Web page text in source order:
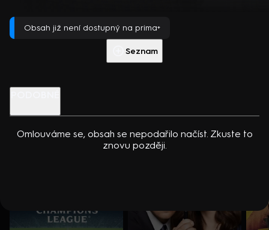
Obsah již není dostupný na prima+
Seznam
Omlouváme se, obsah se nepodařilo načíst. Zkuste to
znovu později.
Kreuková, R. Sutherland, A. Douglas, M. Loweová, S.
Spracklinová a další
Přehrát ukázku